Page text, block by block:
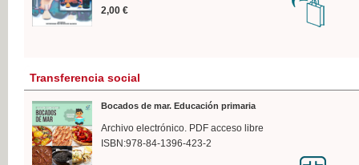
2,00 €
Transferencia social
Bocados de mar. Educación primaria
Archivo electrónico. PDF acceso libre
ISBN:978-84-1396-423-2